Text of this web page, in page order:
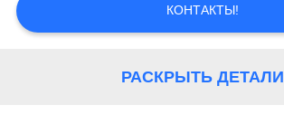
НАМИ
ЗАПРОСИТЕ
КОНТАКТЫ!
РАСКРЫТЬ ДЕТАЛИ